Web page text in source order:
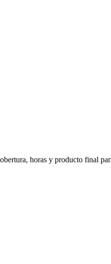
horas y producto final